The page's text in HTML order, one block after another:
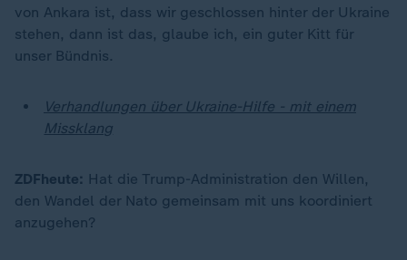
von Ankara ist, dass wir geschlossen hinter der Ukraine
stehen, dann ist das, glaube ich, ein guter Kitt für
unser Bündnis.
Verhandlungen über Ukraine-Hilfe - mit einem
Missklang
ZDFheute: Hat die Trump-Administration den Willen,
den Wandel der Nato gemeinsam mit uns koordiniert
anzugehen?